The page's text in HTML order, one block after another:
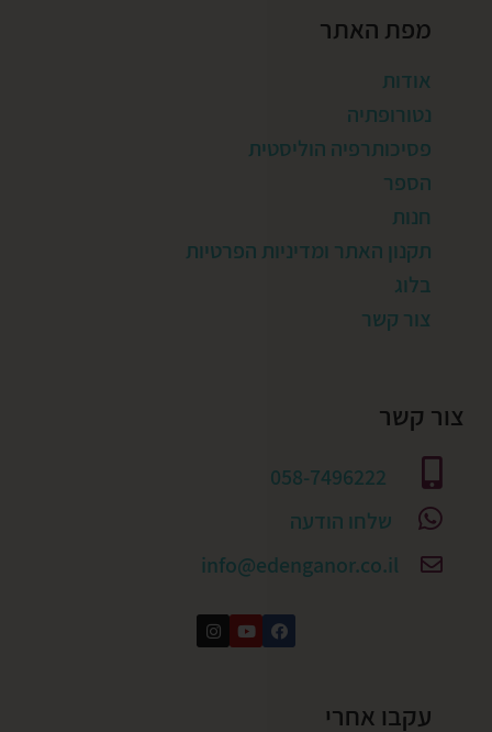
מפת האתר
אודות
נטורופתיה
פסיכותרפיה הוליסטית
הספר
חנות
תקנון האתר ומדיניות הפרטיות
בלוג
צור קשר
צור קשר
058-7496222
שלחו הודעה
info@edenganor.co.il
עקבו אחרי